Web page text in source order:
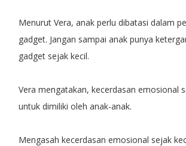
Menurut Vera, anak perlu dibatasi dalam
gadget. Jangan sampai anak punya
gadget sejak kecil.
Vera mengatakan, kecerdasan emosional
untuk dimiliki oleh anak-anak.
Mengasah kecerdasan emosional sejak